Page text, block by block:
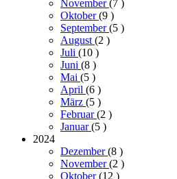
November(7 )
Oktober(9 )
September(5 )
August(2 )
Juli (10 )
Juni (8 )
Mai (5 )
April (6 )
März (5 )
Februar(2 )
Januar(5 )
2024
Dezember(8 )
November(2 )
Oktober(12 )